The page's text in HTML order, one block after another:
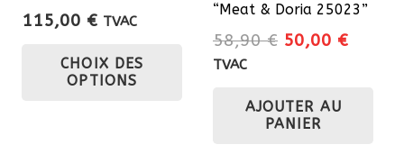
115,00 € TVAC
CHOIX DES
OPTIONS
produit
“Meat & Doria 25023”
58,90€ Le
était :
58,90 €.
50,00 €Le
TVAC
AJOUTER AU
PANIER